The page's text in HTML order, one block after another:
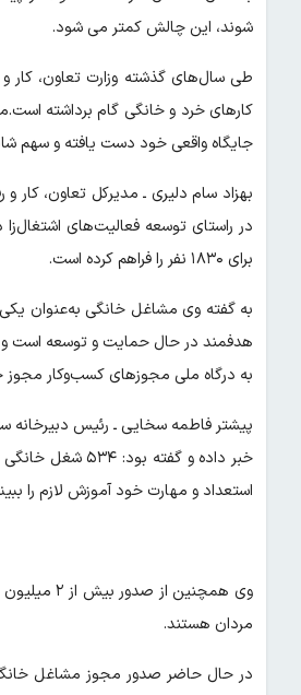
شوند، این چالش کمتر می شود.
طی سال‌های گذشته وزارت تعاون، کار
کارهای خرد و خانگی گام برداشته
جایگاه واقعی خود دست یافته و سهم
برای ۱۸۳۰ نفر را فراهم کرده است.
به گفته وی مشاغل خانگی به‌عنوان یکی
هدفمند در حال حمایت و توسعه است و
به درگاه ملی مجوزهای کسب‌وکار مجوز خود را بصورت مستقل
پیشتر فاطمه سخایی ـ‌ رئیس
خبر داده و
استعداد و مهارت خود آموزش لازم را
مردان هستند.
در حال حاضر صدور مجوز مشاغل